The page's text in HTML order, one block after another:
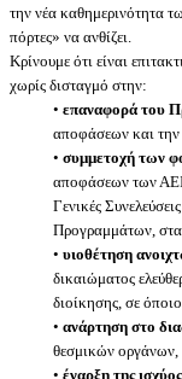
την νέα καθημερινότητα
πόρτες» να ανθίζει.
Κρίνουμε ότι είναι
χωρίς δισταγμό στην:
• επαναφορά του
αποφάσεων και την
• συμμετοχή των
αποφάσεων των ΑΕΙ
Γενικές
Προγραμμάτων,
• υιοθέτηση
δικαιώματος
διοίκησης, σε
• ανάρτηση στο
θεσμικών οργάνων,
• έναρξη της ισχύος